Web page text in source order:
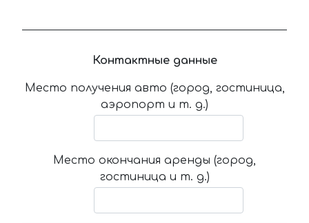
Контактные данные
Место получения авто (город, гостиница,
аэропорт и т. д.)
Место окончания аренды (город,
гостиница и т. д.)